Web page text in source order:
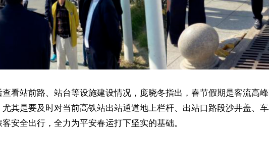
站前路、站台等设施建设情况，庞晓冬指出，春节假期是客流高
其是要及时对当前高铁站出站通道地上栏杆、出站口路段沙井盖、
安全出行，全力为平安春运打下坚实的基础。